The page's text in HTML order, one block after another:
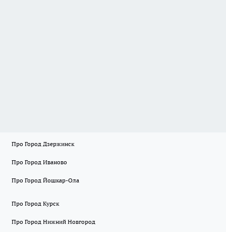
Про Город Дзержинск
Про Город Иваново
Про Город Йошкар-Ола
Про Город Курск
Про Город Нижний Новгород